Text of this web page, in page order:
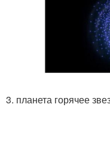
3. планета горячее